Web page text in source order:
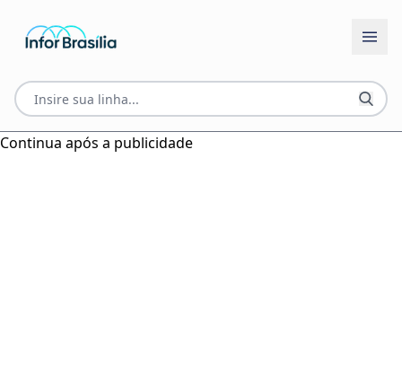
Continua após a publicidade